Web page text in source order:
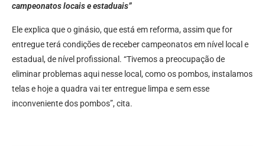
campeonatos locais e estaduais”
Ele explica que o ginásio, que está em reforma, assim que for
entregue terá condições de receber campeonatos em nível local e
estadual, de nível profissional. “Tivemos a preocupação de
eliminar problemas aqui nesse local, como os pombos, instalamos
telas e hoje a quadra vai ter entregue limpa e sem esse
inconveniente dos pombos”, cita.